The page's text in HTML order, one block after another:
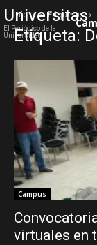
Universitas
El Periódico de la
Universidad
Inicio Etiquetas
Etiqueta:
Campus
virtuales en